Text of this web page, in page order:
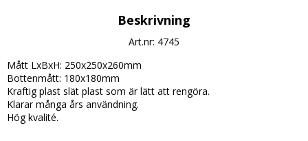
Beskrivning
Art.nr: 4745
Mått LxBxH: 250x250x260mm
Bottenmått: 180x180mm
Kraftig plast slät plast som är lätt att rengöra.
Klarar många års användning.
Hög kvalité.